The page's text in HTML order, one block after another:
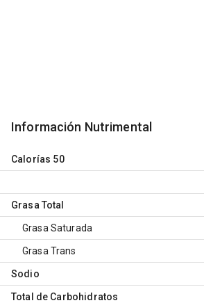
Información Nutrimental
Calorías 50
Grasa Total
Grasa Saturada
Grasa Trans
Sodio
Total de Carbohidratos